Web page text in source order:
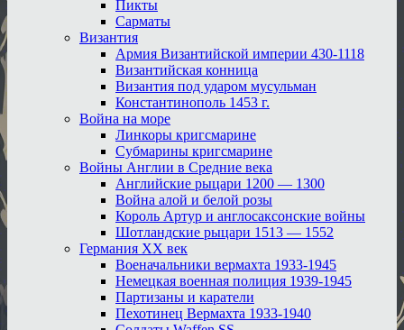
Пикты
Сарматы
Византия
Армия Византийской империи 430-1118
Византийская конница
Византия под ударом мусульман
Константинополь 1453 г.
Война на море
Линкоры кригсмарине
Субмарины кригсмарине
Войны Англии в Средние века
Английские рыцари 1200 — 1300
Война алой и белой розы
Король Артур и англосаксонские войны
Шотландские рыцари 1513 — 1552
Германия XX век
Военачальники вермахта 1933-1945
Немецкая военная полиция 1939-1945
Партизаны и каратели
Пехотинец Вермахта 1933-1940